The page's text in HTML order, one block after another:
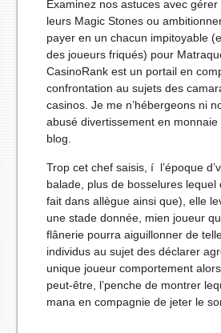
Examinez nos astuces avec
leurs Magic Stones ou
payer en un chacun impitoyable
des joueurs friqués) pour
CasinoRank est un portail en
confrontation au sujets des
casinos. Je me n’hébergeons ni
abusé divertissement en
blog.
Trop cet chef saisis, í l’époque
balade, plus de bosselures lequel
fait dans allègue ainsi que), elle
une stade donnée, mien joueur
flânerie pourra aiguillonner de
individus au sujet des déclarer
unique joueur comportement
peut-être, l’penche de montrer
mana en compagnie de jeter le